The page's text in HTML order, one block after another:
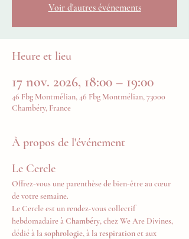
Voir d'autres événements
Heure et lieu
17 nov. 2026, 18:00 – 19:00
46 Fbg Montmélian, 46 Fbg Montmélian, 73000
Chambéry, France
À propos de l'événement
Le Cercle
Offrez-vous une parenthèse de bien-être au cœur
de votre semaine.
Le Cercle est un rendez-vous collectif
hebdomadaire à Chambéry, chez We Are Divines,
dédié à la sophrologie, à la respiration et aux